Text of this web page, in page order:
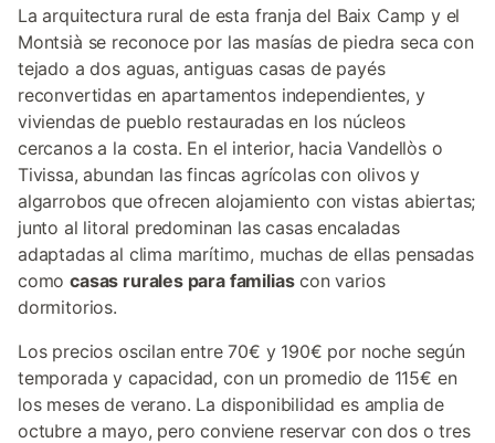
La arquitectura rural de esta franja del Baix Camp y el
Montsià se reconoce por las masías de piedra seca con
tejado a dos aguas, antiguas casas de payés
reconvertidas en apartamentos independientes, y
viviendas de pueblo restauradas en los núcleos
cercanos a la costa. En el interior, hacia Vandellòs o
Tivissa, abundan las fincas agrícolas con olivos y
algarrobos que ofrecen alojamiento con vistas abiertas;
junto al litoral predominan las casas encaladas
adaptadas al clima marítimo, muchas de ellas pensadas
comocasas rurales para familiascon varios
dormitorios.
Los precios oscilan entre 70€ y 190€ por noche según
temporada y capacidad, con un promedio de 115€ en
los meses de verano. La disponibilidad es amplia de
octubre a mayo, pero conviene reservar con dos o tres